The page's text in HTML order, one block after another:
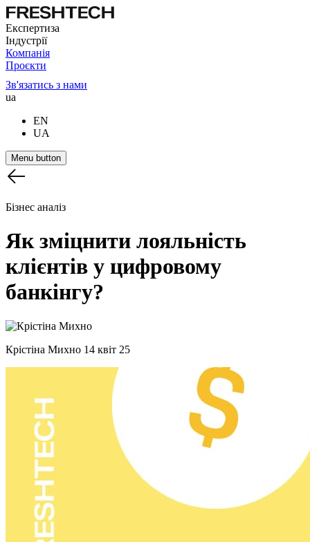
Експертиза
Індустрії
Компанія
Проєкти
Зв'язатись з нами
ua
EN
UA
Menu button
Бізнес аналіз
Якзміцнити лояльність
клієнтів у цифровому
банкінгу?
Крістіна Михно 14 квіт 25